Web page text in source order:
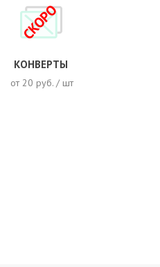
от 20 руб. / шт
КОНВЕРТЫ
СКОРО